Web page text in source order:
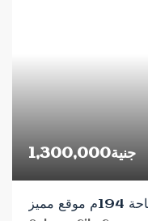
جنية1,300,000